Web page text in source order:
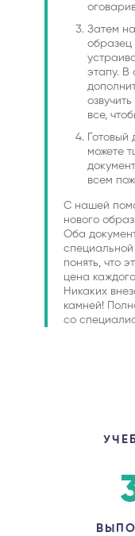
Затем
образец
этапу. В
все,
можете
всем
С нашей
нового
Оба
специальной
понять, что
цена
Никаких
камней!
со